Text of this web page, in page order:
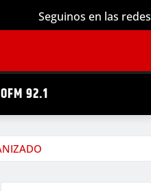
Seguinos en las redes
92.1